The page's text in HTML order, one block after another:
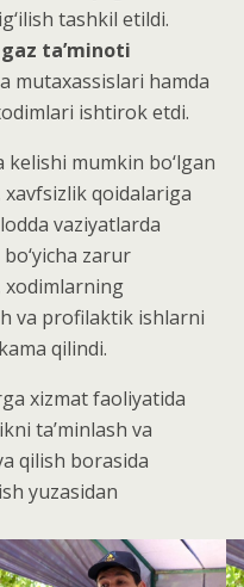
tashkil etildi.
ta’minoti
mutaxassislari hamda
ishtirok etdi.
kelishi mumkin bo‘lgan
qoidalariga
vaziyatlarda
zarur
xodimlarning
va profilaktik ishlarni
qilindi.
xizmat faoliyatida
ta’minlash va
qilish borasida
yuzasidan